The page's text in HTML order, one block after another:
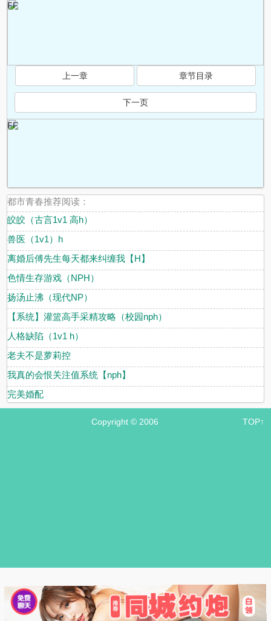
FF
上一章 章节目录
下一页
FF
都市青春推荐阅读：
皎皎（古言1v1 高h）
兽医（1v1）h
离婚后傅先生每天都来纠缠我【H】
色情生存游戏（NPH）
扬汤止沸（现代NP）
【系统】灌篮高手采精攻略（校园nph）
人格缺陷（1v1 h）
老夫不是萝莉控
我真的会恨关注值系统【nph】
完美婚配
Copyright © 2006 TOP↑